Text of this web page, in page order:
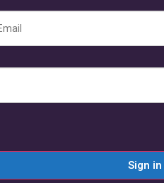
Sign in